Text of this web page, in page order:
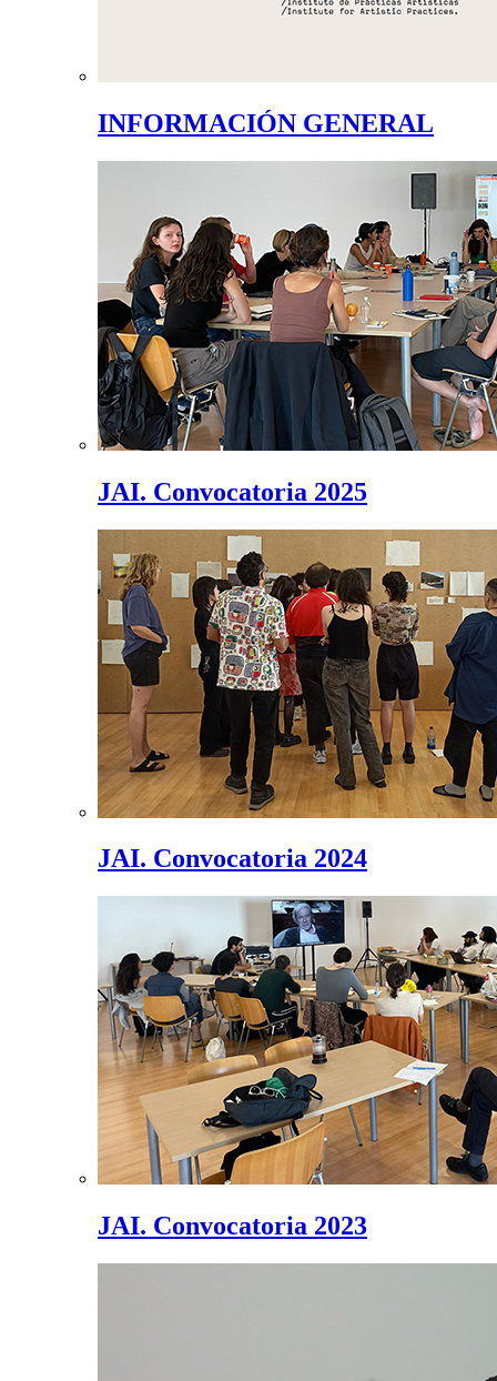
INFORMACIÓN GENERAL
JAI. Convocatoria 2025
JAI. Convocatoria 2024
JAI. Convocatoria 2023